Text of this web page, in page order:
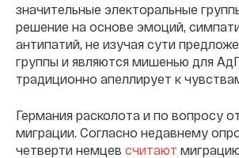
значительные электоральные
решение на основе эмоций,
антипатий, не изучая сути
группы и являются мишенью для
традиционно апеллирует к
Германия расколота и по вопросу
миграции. Согласно недавнему
четверти немцев считают